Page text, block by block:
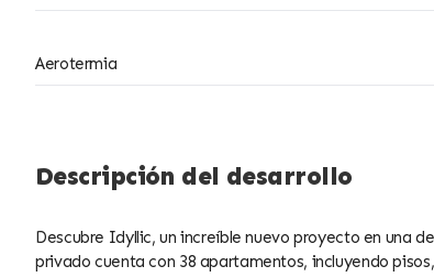
Aerotermia
Descripción del desarrollo
Descubre Idyllic, un increíble nuevo proyecto en una
privado cuenta con 38 apartamentos, incluyendo